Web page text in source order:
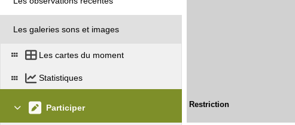
Les galeries sons et images
Les cartes du moment
Statistiques
Participer Restriction